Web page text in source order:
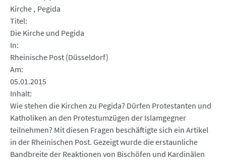
Kirche Pegida
Titel
Die Kirche und Pegida
In
Rheinische Post (Düsseldorf)
Am
05.01.2015
Inhalt
Wie stehen die Kirchen zu Pegida? Dürfen Protestanten und
Katholiken an den Protestumzügen der Islamgegner
teilnehmen? Mit diesen Fragen beschäftigte sich ein Artikel
in der Rheinischen Post. Gezeigt wurde die erstaunliche
Bandbreite der Reaktionen von Bischöfen und Kardinälen